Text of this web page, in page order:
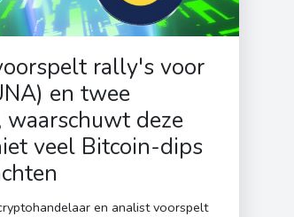
rally's voor
en twee
deze
veel Bitcoin-dips
en analist voorspelt